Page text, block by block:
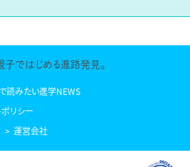
子ではじめる進路発見。
読みたい進学NEWS
ポリシー
運営会社